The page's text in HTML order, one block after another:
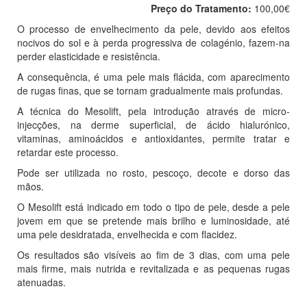
Preço do Tratamento: 100,00€
O processo de envelhecimento da pele, devido aos efeitos
nocivos do sol e à perda progressiva de colagénio, fazem-na
perder elasticidade e resistência.
A consequência, é uma pele mais flácida, com aparecimento
de rugas finas, que se tornam gradualmente mais profundas.
A técnica do Mesolift, pela introdução através de micro-
injecções, na derme superficial, de ácido hialurónico,
vitaminas, aminoácidos e antioxidantes, permite tratar e
retardar este processo.
Pode ser utilizada no rosto, pescoço, decote e dorso das
mãos.
O Mesolift está indicado em todo o tipo de pele, desde a pele
jovem em que se pretende mais brilho e luminosidade, até
uma pele desidratada, envelhecida e com flacidez.
Os resultados são visíveis ao fim de 3 dias, com uma pele
mais firme, mais nutrida e revitalizada e as pequenas rugas
atenuadas.